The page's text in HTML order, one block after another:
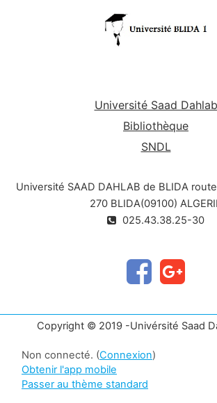
Université Saad Dahlab
Bibliothèque
SNDL
Université SAAD DAHLAB de BLIDA
270 BLIDA(09100)
025.43.38.25-30
Copyright © 2019 -Univérsité Saad
Non connecté. (Connexion)
Obtenir l'app mobile
Passer au thème standard